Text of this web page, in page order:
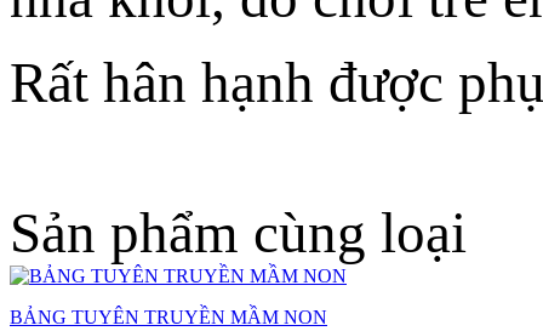
Rất hân hạnh được
Sản phẩm cùng loại
BẢNG TUYÊN TRUYỀN MẦM NON